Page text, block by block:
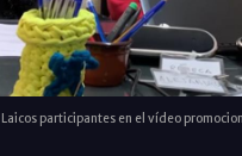
Laicos participantes en el vídeo